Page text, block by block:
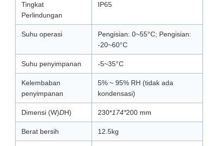
Tingkat
Perlindungan
IP65
Suhu operasi
Pengisian: 0~55°C; Pengisian:
-20~60°C
Suhu penyimpanan -5~35°C
Kelembaban
penyimpanan
5% ~ 95% RH (tidak ada
kondensasi)
Dimensi (W)DH) 230*174*200 mm
Berat bersih 12.5kg